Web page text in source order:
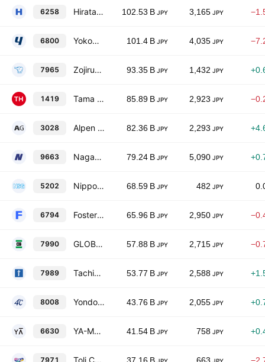
6258 Hirata Corporation 102.53 B JPY 3,165 JPY
6800 Yokowo Co., Ltd. 101.4 B JPY 4,035 JPY
7965 Zojirushi Corporation 93.35 B JPY 1,432 JPY
1419 Tama Home Co., Ltd. 85.89 B JPY 2,923 JPY
3028 Alpen Co., Ltd. 82.36 B JPY 2,293 JPY
9663 Nagawa Co., Ltd. 79.24 B JPY 5,090 JPY
5202 Nippon Sheet Glass Company, Limited 68.59 B JPY 482 JPY
6794 Foster Electric Company, Limited 65.96 B JPY 2,950 JPY
7990 GLOBERIDE, Inc. 57.88 B JPY 2,715 JPY
7989 Tachikawa Corporation 53.77 B JPY 2,588 JPY
8008 Yondoshi Holdings, Inc. 43.76 B JPY 2,055 JPY
6630 YA-MAN Ltd. 41.54 B JPY 758 JPY
7971 Toli Corporation